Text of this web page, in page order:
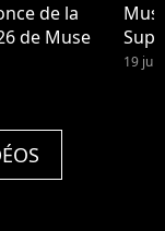
de la
de Muse
19